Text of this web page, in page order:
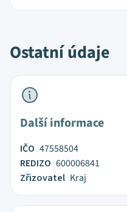
Ostatní údaje
Další informace
IČO 47558504
REDIZO 600006841
Zřizovatel Kraj